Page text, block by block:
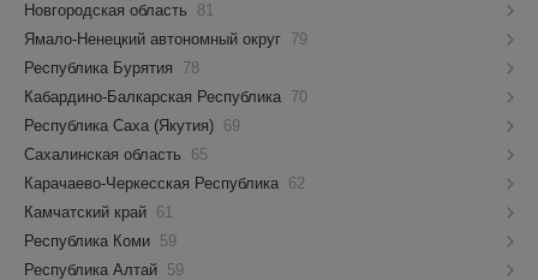
Новгородская область
81
Ямало-Ненецкий автономный округ 79
Республика Бурятия
78
Кабардино-Балкарская Республика 70
Республика Саха (Якутия) 69
Сахалинская область
65
Карачаево-Черкесская Республика 62
Камчатский край 61
Республика Коми 59
Республика Алтай 59